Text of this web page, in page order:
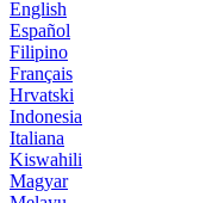
English
Español
Filipino
Français
Hrvatski
Indonesia
Italiana
Kiswahili
Magyar